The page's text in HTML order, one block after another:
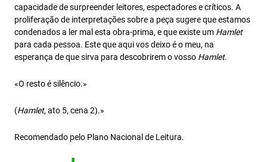
capacidade de surpreender leitores, espectadores e críticos. A
proliferação de interpretações sobre a peça sugere que estamos
condenados a ler mal esta obra-prima, e que existe um Hamlet
para cada pessoa. Este que aqui vos deixo é o meu, na
esperança de que sirva para descobrirem o vosso Hamlet.
«O resto é silêncio.»
(Hamlet, ato 5, cena 2).»
Recomendado pelo Plano Nacional de Leitura.